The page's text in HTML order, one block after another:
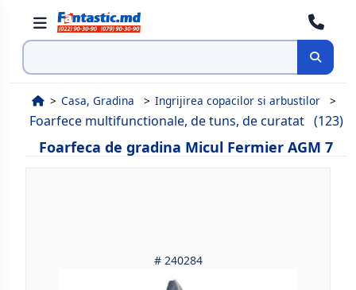
Cauta
Casa, Gradina Ingrijirea copacilor si arbustilor
Foarfece multifunctionale, de tuns, de curatat (123)
Foarfeca de gradina Micul Fermier AGM 7
# 240284